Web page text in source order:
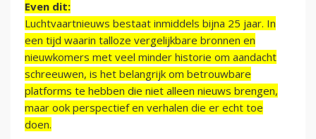
Even dit:
Luchtvaartnieuws bestaat inmiddels bijna 25 jaar. In
een tijd waarin talloze vergelijkbare bronnen en
nieuwkomers met veel minder historie om aandacht
schreeuwen, is het belangrijk om betrouwbare
platforms te hebben die niet alleen nieuws brengen,
maar ook perspectief en verhalen die er echt toe
doen.